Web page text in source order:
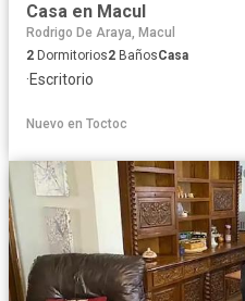
Casa en Macul
Rodrigo De Araya, Macul
2 Dormitorios2 BañosCasa
·Escritorio
Nuevo en Toctoc